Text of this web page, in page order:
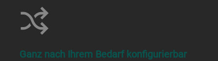
Ganz nach Ihrem Bedarf konfigurierbar